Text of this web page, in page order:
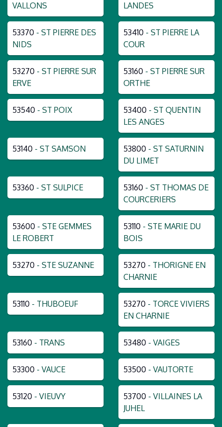
VALLONS
LANDES
53370 - ST PIERRE DES
NIDS
53410 - ST PIERRE LA
COUR
53270 - ST PIERRE SUR
ERVE
53160 - ST PIERRE SUR
ORTHE
53540 - ST POIX 53400 - ST QUENTIN
LES ANGES
53140 - ST SAMSON 53800 - ST SATURNIN
DU LIMET
53360 - ST SULPICE 53160 - ST THOMAS DE
COURCERIERS
53600 - STE GEMMES
LE ROBERT
53110 - STE MARIE DU
BOIS
53270 - STE SUZANNE 53270 - THORIGNE EN
CHARNIE
53110 - THUBOEUF 53270 - TORCE VIVIERS
EN CHARNIE
53160 - TRANS 53480 - VAIGES
53300 - VAUCE 53500 - VAUTORTE
53120 - VIEUVY 53700 - VILLAINES LA
JUHEL